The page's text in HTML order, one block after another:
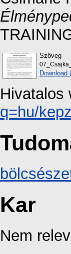
Szöveg
Download
Hivatalos
q=hu/
Kar
Nem